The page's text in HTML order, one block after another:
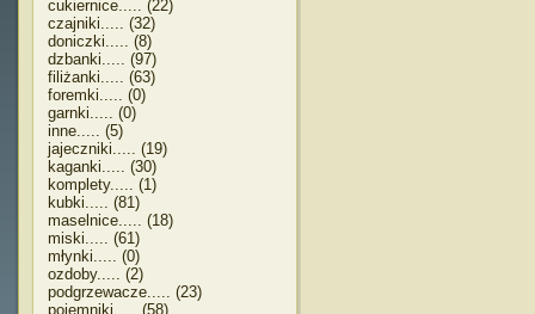
cukiernice..... (22)
czajniki..... (32)
doniczki..... (8)
dzbanki..... (97)
filiżanki..... (63)
foremki..... (0)
garnki..... (0)
inne..... (5)
jajeczniki..... (19)
kaganki..... (30)
komplety..... (1)
kubki..... (81)
maselnice..... (18)
miski..... (61)
młynki..... (0)
ozdoby..... (2)
podgrzewacze..... (23)
pojemniki..... (58)